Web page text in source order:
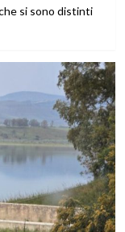
si sono distinti